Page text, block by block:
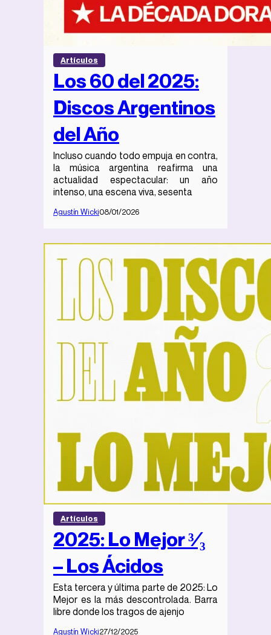
Artículos
Los 60 del 2025:
Discos Argentinos
del Año
Incluso cuando todo empuja en contra,
la música argentina reafirma una
actualidad espectacular: un año
intenso, una escena viva, sesenta
Agustín Wicki08/01/2026
Artículos
2025: Lo Mejor ³⁄₃
– Los Ácidos
Esta tercera y última parte de 2025: Lo
Mejor es la más descontrolada. Barra
libre donde los tragos de ajenjo
Agustín Wicki27/12/2025